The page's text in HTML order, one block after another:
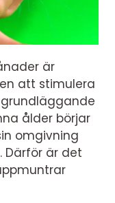
är
att stimulera
ålder börjar
omgivning
är det